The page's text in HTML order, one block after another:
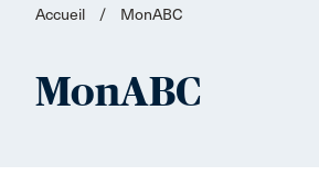
Accueil / MonABC
MonABC